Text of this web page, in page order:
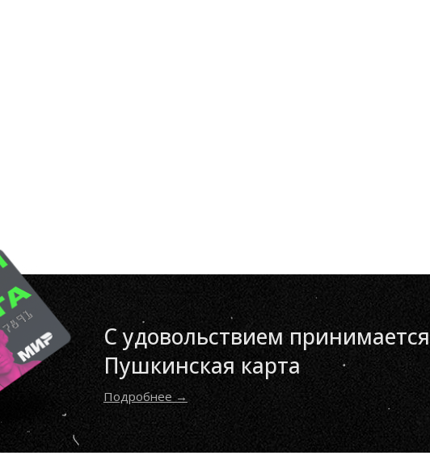
С удовольствием принимается
Пушкинская карта
Подробнее →